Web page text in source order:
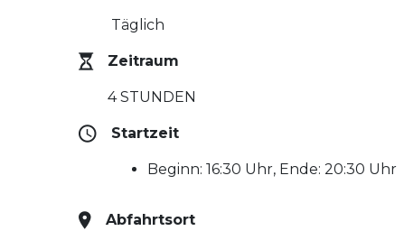
Täglich
Zeitraum
4 STUNDEN
Startzeit
Beginn: 16:30 Uhr, Ende: 20:30 Uhr
Abfahrtsort